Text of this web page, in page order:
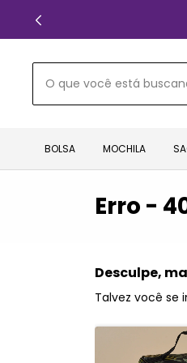
BOLSA MOCHILA
Erro -
Desculpe,
Talvez você se